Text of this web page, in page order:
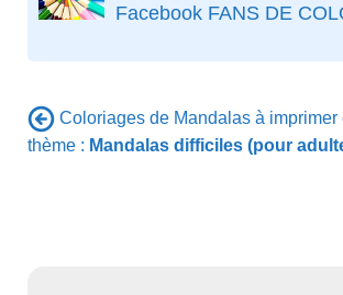
Facebook FANS DE
Coloriages de Mandalas à imprimer
thème : Mandalas difficiles (pour